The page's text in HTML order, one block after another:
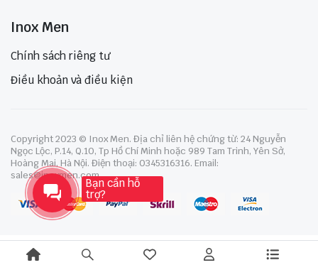
Inox Men
Chính sách riêng tư
Điều khoản và điều kiện
Copyright 2023 © Inox Men. Địa chỉ liên hệ chứng từ: 24 Nguyễn
Ngọc Lộc, P.14, Q.10, Tp Hồ Chí Minh hoặc 989 Tam Trinh, Yên Sở,
Hoàng Mai, Hà Nội. Điện thoại: 0345316316. Email:
sales@inoxmen.com
Bạn cần hỗ
trợ?